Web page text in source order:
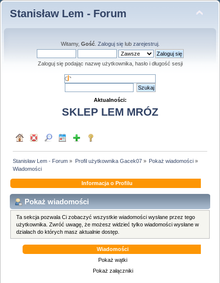
Stanisław Lem - Forum
Witamy, Gość. Zaloguj sięlub zarejestruj.
Zaloguj się podając nazwę użytkownika, hasło i długość sesji
Aktualności:
SKLEP LEM MRÓZ
Stanisław Lem - Forum » Profil użytkownika Gacek07» Pokaż wiadomości»
Wiadomości
Informacja o Profilu
Pokaż wiadomości
Ta sekcja pozwala Ci zobaczyć wszystkie wiadomości wysłane przez tego
użytkownika. Zwróć uwagę, że możesz widzieć tylko wiadomości wysłane w
działach do których masz aktualnie dostęp.
Wiadomości
Pokaż wątki
Pokaż załączniki